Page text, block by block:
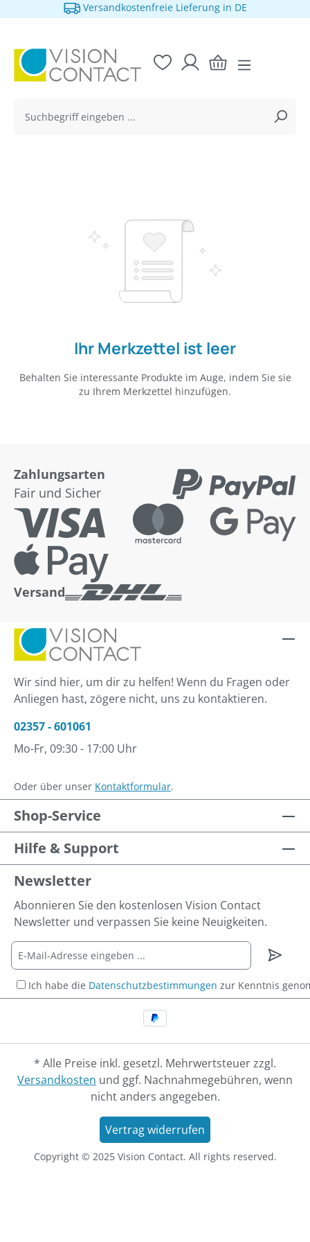
springen
Versandkostenfreie Lieferung in DE
Ihr Merkzettel ist leer
Behalten Sie interessante Produkte im Auge, indem Sie sie
zu Ihrem Merkzettel hinzufügen.
Zahlungsarten
Fair und Sicher
Versand
Wir sind hier, um dir zu helfen! Wenn du Fragen oder
Anliegen hast, zögere nicht, uns zu kontaktieren.
02357 - 601061
Mo-Fr, 09:30 - 17:00 Uhr
Oder über unser Kontaktformular.
Shop-Service
Hilfe & Support
Newsletter
Abonnieren Sie den kostenlosen Vision Contact
Newsletter und verpassen Sie keine Neuigkeiten.
Ich habe die Datenschutzbestimmungen zur Kenntnis
* Alle Preise inkl. gesetzl. Mehrwertsteuer zzgl.
Versandkosten und ggf. Nachnahmegebühren, wenn
nicht anders angegeben.
Vertrag widerrufen
Copyright © 2025 Vision Contact. All rights reserved.